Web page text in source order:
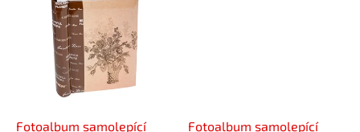
Fotoalbum samolepící
Fotoalbum samolepící